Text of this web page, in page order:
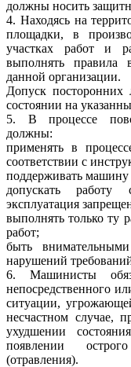
должны носить
4. Находясь на
площадки, в
участках работ и
выполнять правила
данной организации.
Допуск посторонних
состоянии на
5. В процессе
должны:
применять в
соответствии с
поддерживать машину
допускать
эксплуатация
выполнять только ту
работ;
быть
нарушений
6. Машинисты
непосредственного
ситуации,
несчастном случае,
ухудшении
появлении
(отравления).